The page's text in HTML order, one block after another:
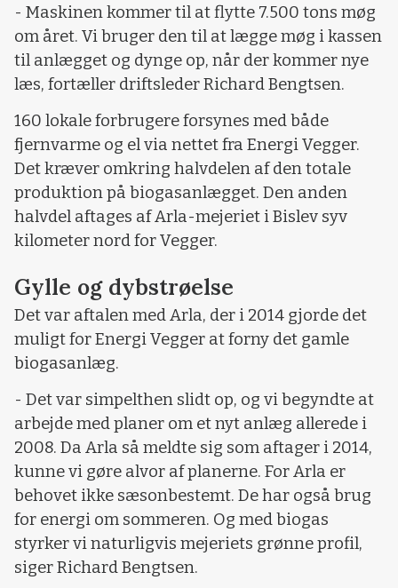
- Maskinen kommer til at flytte 7.500 tons møg
om året. Vi bruger den til at lægge møg i kassen
til anlægget og dynge op, når der kommer nye
læs, fortæller driftsleder Richard Bengtsen.
160 lokale forbrugere forsynes med både
fjernvarme og el via nettet fra Energi Vegger.
Det kræver omkring halvdelen af den totale
produktion på biogasanlægget. Den anden
halvdel aftages af Arla-mejeriet i Bislev syv
kilometer nord for Vegger.
Gylle og dybstrøelse
Det var aftalen med Arla, der i 2014 gjorde det
muligt for Energi Vegger at forny det gamle
biogasanlæg.
- Det var simpelthen slidt op, og vi begyndte at
arbejde med planer om et nyt anlæg allerede i
2008. Da Arla så meldte sig som aftager i 2014,
kunne vi gøre alvor af planerne. For Arla er
behovet ikke sæsonbestemt. De har også brug
for energi om sommeren. Og med biogas
styrker vi naturligvis mejeriets grønne profil,
siger Richard Bengtsen.